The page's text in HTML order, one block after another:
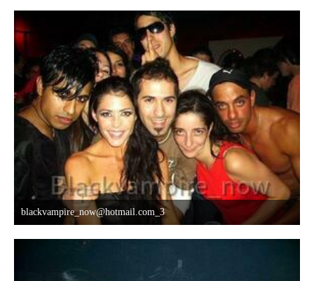
blackvampire_now@hotmail.com_3
8. Oktober 2015 um 03:42